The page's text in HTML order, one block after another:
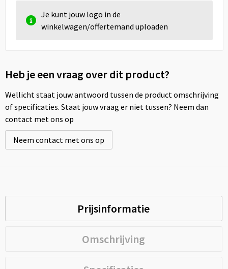
Je kunt jouw logo in de
winkelwagen/offertemand uploaden
Heb je een vraag over dit product?
Wellicht staat jouw antwoord tussen de product omschrijving
of specificaties. Staat jouw vraag er niet tussen? Neem dan
contact met ons op
Neem contact met ons op
Prijsinformatie
Omschrijving